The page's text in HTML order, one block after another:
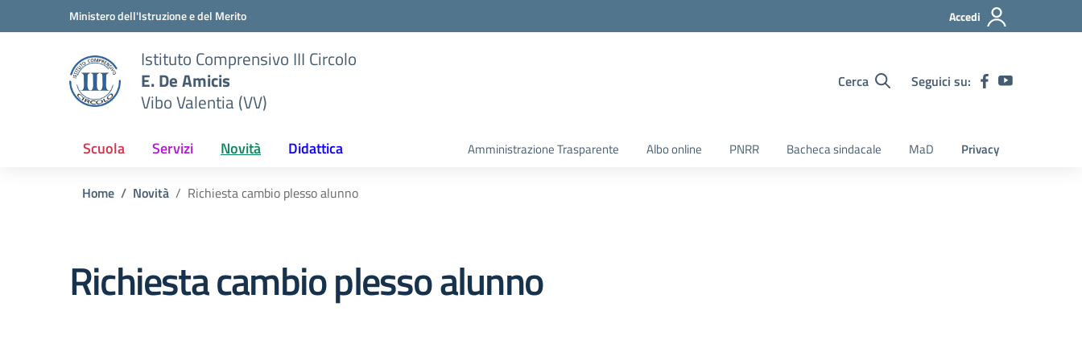
Vai ai contenuti
Vai al menu di navigazioneMinistero dell'Istruzione e del Merito Accedi
Istituto Comprensivo III Circolo
E. De Amicis
Vibo Valentia (VV)
Cerca Seguici su:
Scuola Servizi Novità Didattica Amministrazione Trasparente Albo online PNRR Bacheca sindacale MaD Privacy
Home Novità Richiesta cambio plesso alunno
Richiesta cambio plesso alunno